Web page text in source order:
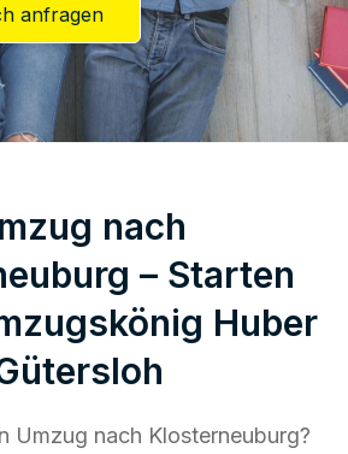
anfragen
nach
– Starten
Huber
Umzug nach Klosterneuburg?